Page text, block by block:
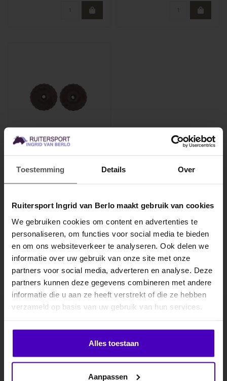
Toestemming Details Over
Ruitersport Ingrid van Berlo maakt gebruik van cookies
We gebruiken cookies om content en advertenties te
personaliseren, om functies voor social media te bieden
en om ons websiteverkeer te analyseren. Ook delen we
informatie over uw gebruik van onze site met onze
partners voor social media, adverteren en analyse. Deze
partners kunnen deze gegevens combineren met andere
informatie die u aan ze heeft verstrekt of die ze hebben
verzameld op basis van uw gebruik van hun services.
Alles toestaan
Aanpassen
soft
de mondhoeken..
Abonneer
MELD JE AAN VOOR
10% KORTING
.